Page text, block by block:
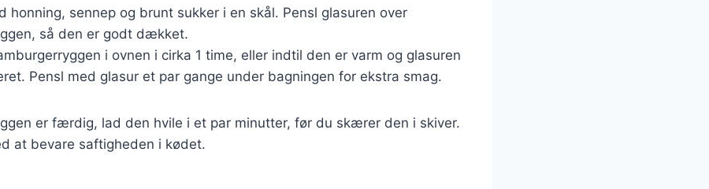
honning, sennep og brunt sukker i en skål. Pensl glasuren over
så den er godt dækket.
i ovnen i cirka 1 time, eller indtil den er varm og glasuren
Pensl med glasur et par gange under bagningen for ekstra smag.
er færdig, lad den hvile i et par minutter, før du skærer den i skiver.
at bevare saftigheden i kødet.